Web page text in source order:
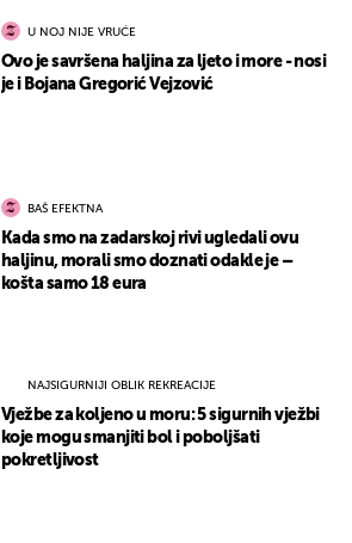
U NOJ NIJE VRUĆE
Ovo je savršena haljina za ljeto i more - nosi
je i Bojana Gregorić Vejzović
BAŠ EFEKTNA
Kada smo na zadarskoj rivi ugledali ovu
haljinu, morali smo doznati odakle je –
košta samo 18 eura
NAJSIGURNIJI OBLIK REKREACIJE
Vježbe za koljeno u moru: 5 sigurnih vježbi
koje mogu smanjiti bol i poboljšati
pokretljivost